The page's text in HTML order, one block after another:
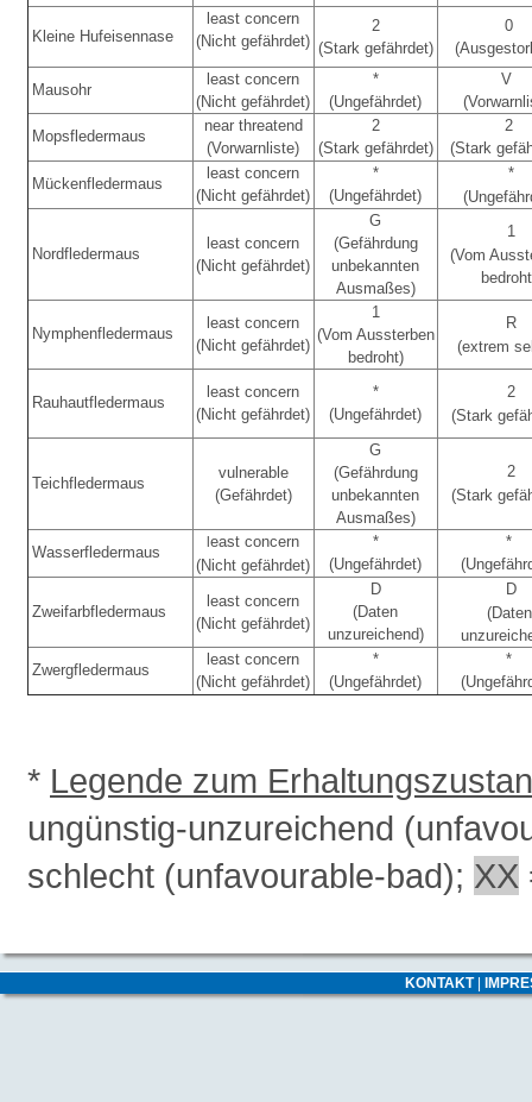
Kleine Hufeisennase
least concern
(Nicht gefährdet)
2
(Stark gefährdet)
0
Mausohr
least concern
(Nicht gefährdet)
*
(Ungefährdet)
V
Mopsfledermaus
near threatend
(Vorwarnliste)
2
(Stark gefährdet)
2
(Stark
Mückenfledermaus
least concern
(Nicht gefährdet)
*
(Ungefährdet)
*
Nordfledermaus
least concern
(Nicht gefährdet)
G
(Gefährdung
unbekannten
Ausmaßes)
1
(Vom
Nymphenfledermaus
least concern
(Nicht gefährdet)
1
(Vom Aussterben
bedroht)
R
(extrem
Rauhautfledermaus
least concern
(Nicht gefährdet)
*
(Ungefährdet)
2
(Stark
Teichfledermaus
vulnerable
(Gefährdet)
G
(Gefährdung
unbekannten
Ausmaßes)
2
(Stark
Wasserfledermaus
least concern
(Nicht gefährdet)
*
(Ungefährdet)
*
Zweifarbfledermaus
least concern
(Nicht gefährdet)
D
(Daten
unzureichend)
D
(Daten
Zwergfledermaus
least concern
(Nicht gefährdet)
*
(Ungefährdet)
*
* Legende zum
ungünstig-unzureichend
schlecht (unfavourable-bad); XX
KONTAKT|